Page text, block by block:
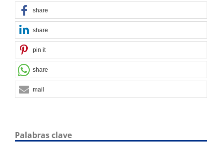
share
share
pin it
share
mail
Palabras clave